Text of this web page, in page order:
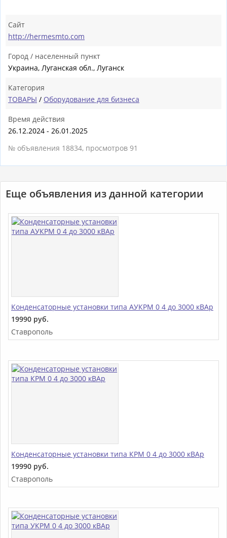
Сайт
http://hermesmto.com
Город / населенный пункт
Украина, Луганская обл., Луганск
Категория
ТОВАРЫ / Оборудование для бизнеса
Время действия
26.12.2024 - 26.01.2025
№ объявления 18834, просмотров 91
Еще объявления из данной категории
Конденсаторные установки типа АУКРМ 0 4 до 3000 кВАр
19990 руб.
Ставрополь
Конденсаторные установки типа КРМ 0 4 до 3000 кВАр
19990 руб.
Ставрополь